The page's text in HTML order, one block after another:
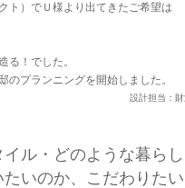
ト）でＵ様より出てきたご希望は
る！でした。
のプランニングを開始しました。
設計担当：
ル・どのような暮ら
いのか、こだわりた